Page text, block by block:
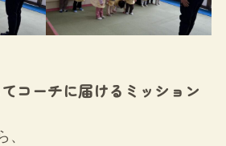
コーチに届けるミッション
、